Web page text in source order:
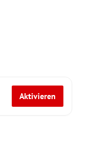
Aktivieren